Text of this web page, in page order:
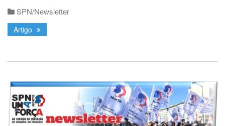
SPN/Newsletter
Artigo